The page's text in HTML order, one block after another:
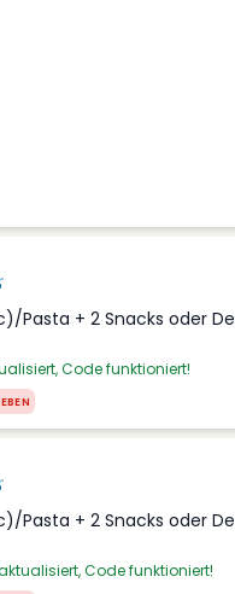
Pasta + 2 Snacks oder
Code funktioniert!
Pasta + 2 Snacks oder
Code funktioniert!